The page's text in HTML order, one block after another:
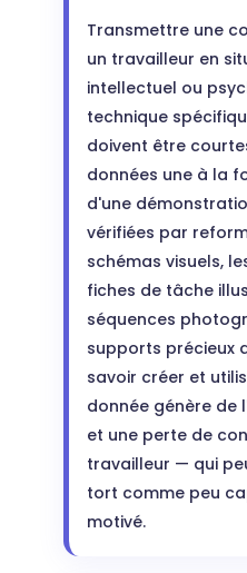
Transmettre une
un travailleur en
intellectuel ou
technique
doivent être
données une à la
d'une
vérifiées par
schémas visuels,
fiches de tâche
séquences
supports précieux
savoir créer et
donnée génère de
et une perte de
travailleur — qui
tort comme peu
motivé.